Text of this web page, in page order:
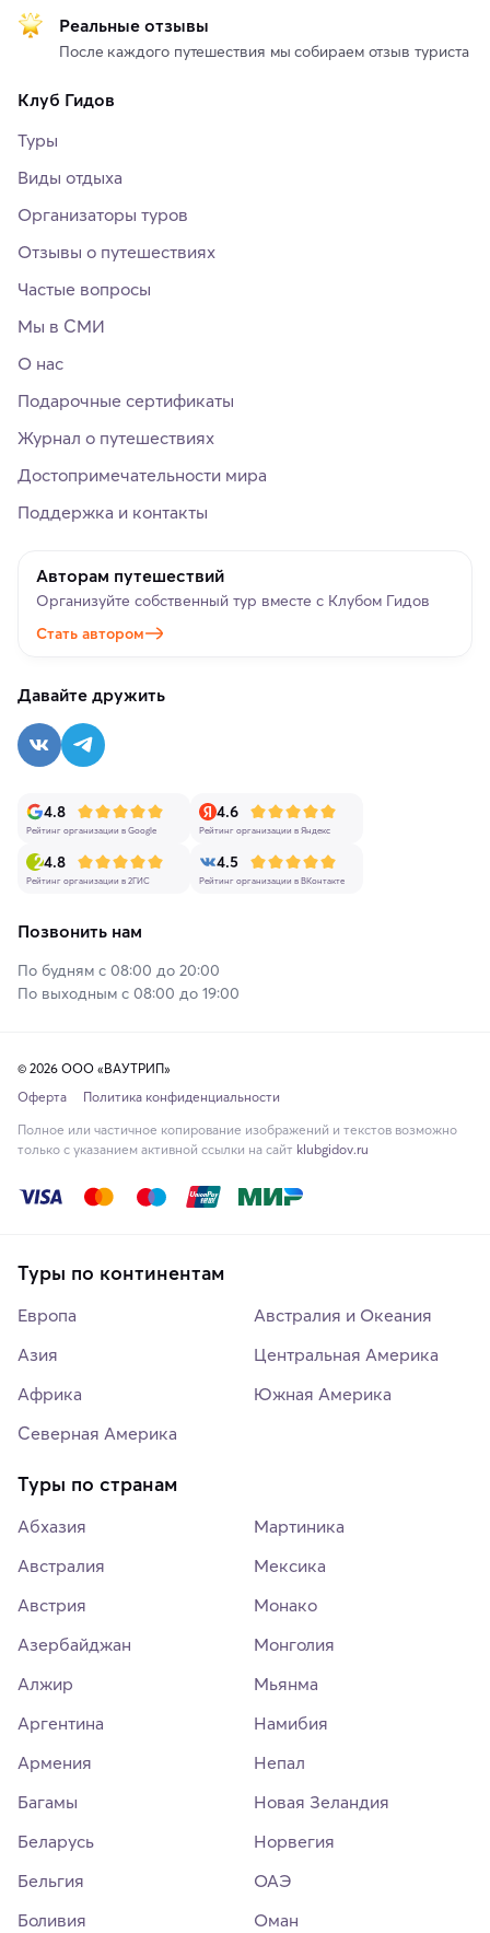
Реальные отзывы
После каждого путешествия мы собираем отзыв туриста
Клуб Гидов
Туры
Виды отдыха
Организаторы туров
Отзывы о путешествиях
Частые вопросы
Мы в СМИ
О нас
Подарочные сертификаты
Журнал о путешествиях
Достопримечательности мира
Поддержка и контакты
Авторам путешествий
Организуйте собственный тур вместе с Клубом Гидов
Стать автором
Давайте дружить
4.8
Рейтинг организации в Google
4.6
Рейтинг организации в Яндекс
4.8
Рейтинг организации в 2ГИС
4.5
Рейтинг организации в ВКонтакте
Позвонить нам
По будням с 08:00 до 20:00
По выходным с 08:00 до 19:00
© 2026 ООО «ВАУТРИП»
Оферта
Политика конфиденциальности
Полное или частичное копирование изображений и текстов возможно
только с указанием активной ссылки на сайт klubgidov.ru
Туры по континентам
Европа
Азия
Африка
Северная Америка
Австралия и Океания
Центральная Америка
Южная Америка
Туры по странам
Абхазия
Австралия
Австрия
Азербайджан
Алжир
Аргентина
Армения
Багамы
Беларусь
Бельгия
Боливия
Мартиника
Мексика
Монако
Монголия
Мьянма
Намибия
Непал
Новая Зеландия
Норвегия
ОАЭ
Оман